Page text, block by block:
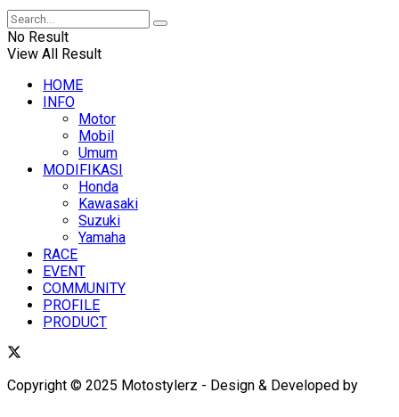
No Result
View All Result
HOME
INFO
Motor
Mobil
Umum
MODIFIKASI
Honda
Kawasaki
Suzuki
Yamaha
RACE
EVENT
COMMUNITY
PROFILE
PRODUCT
Copyright © 2025 Motostylerz - Design & Developed by